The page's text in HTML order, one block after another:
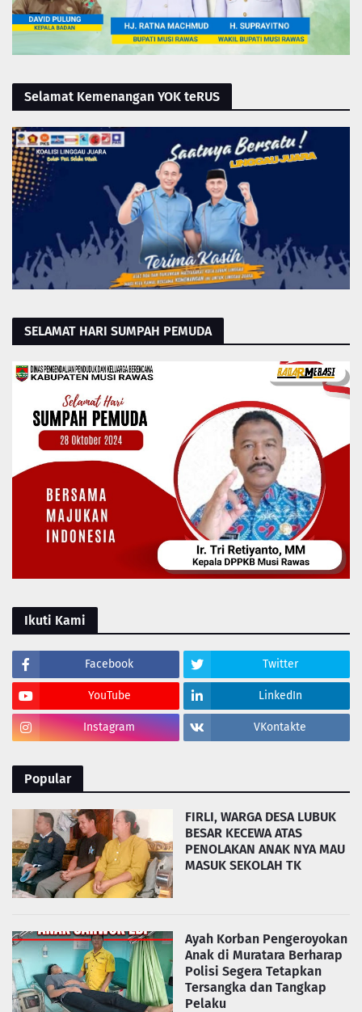
Selamat Kemenangan YOK teRUS
SELAMAT HARI SUMPAH PEMUDA
Ikuti Kami
Facebook Twitter
YouTube LinkedIn
Instagram VKontakte
Popular
FIRLI, WARGA DESA LUBUK
BESAR KECEWA ATAS
PENOLAKAN ANAK NYA MAU
MASUK SEKOLAH TK
Ayah Korban Pengeroyokan
Anak di Muratara Berharap
Polisi Segera Tetapkan
Tersangka dan Tangkap
Pelaku